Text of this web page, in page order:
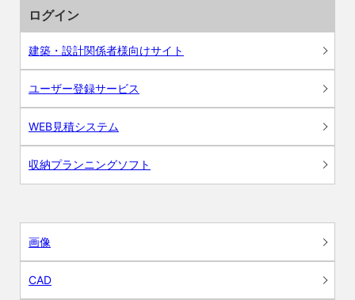
ログイン
建築・設計関係者様向けサイト
ユーザー登録サービス
WEB見積システム
収納プランニングソフト
画像
CAD